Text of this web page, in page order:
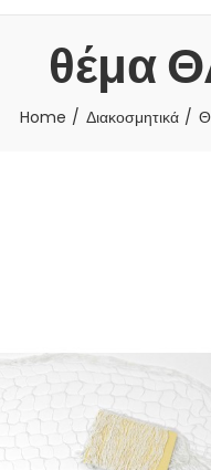
θέμα
Home Διακοσμητικά